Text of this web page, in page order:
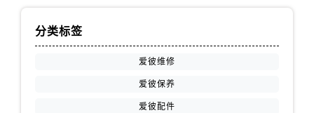
山西省阳泉市郊区平阳东街与新城大道交叉口爱彼售后服务中心（需提前预约）
分类标签
爱彼维修
爱彼保养
爱彼配件